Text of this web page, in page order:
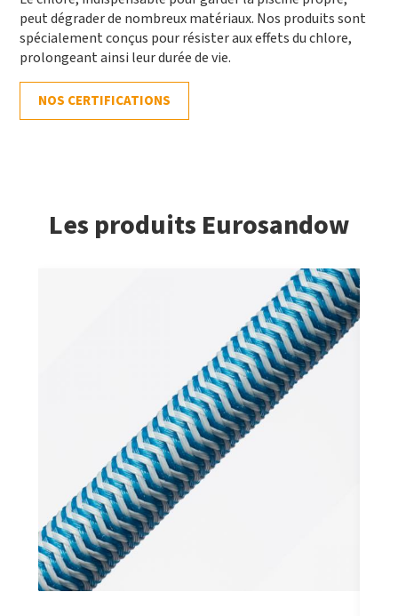
peut dégrader de nombreux matériaux. Nos produits sont
spécialement conçus pour résister aux effets du chlore,
prolongeant ainsi leur durée de vie.
NOS CERTIFICATIONS
Les produits Eurosandow